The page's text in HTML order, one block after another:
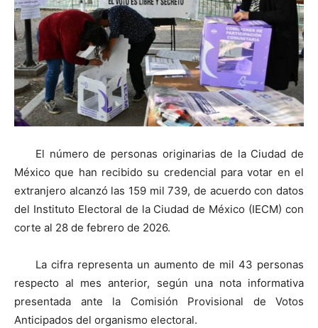
El número de personas originarias de la Ciudad de
México que han recibido su credencial para votar en el
extranjero alcanzó las 159 mil 739, de acuerdo con datos
del Instituto Electoral de la Ciudad de México (IECM) con
corte al 28 de febrero de 2026.
La cifra representa un aumento de mil 43 personas
respecto al mes anterior, según una nota informativa
presentada ante la Comisión Provisional de Votos
Anticipados del organismo electoral.